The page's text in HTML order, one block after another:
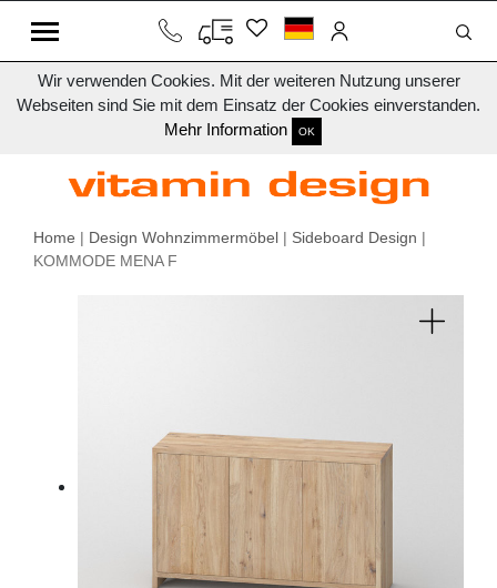
Wir verwenden Cookies. Mit der weiteren Nutzung unserer
Webseiten sind Sie mit dem Einsatz der Cookies einverstanden.
Mehr Information
OK
Home | Design Wohnzimmermöbel | Sideboard Design |
KOMMODE MENA F